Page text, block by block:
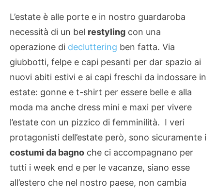
L’estate è alle porte e in nostro guardaroba
necessità di un bel restyling con una
operazione di decluttering ben fatta. Via
giubbotti, felpe e capi pesanti per dar spazio ai
nuovi abiti estivi e ai capi freschi da indossare in
estate: gonne e t-shirt per essere belle e alla
moda ma anche dress mini e maxi per vivere
l’estate con un pizzico di femminilità. I veri
protagonisti dell’estate però, sono sicuramente i
costumi da bagno che ci accompagnano per
tutti i week end e per le vacanze, siano esse
all’estero che nel nostro paese, non cambia